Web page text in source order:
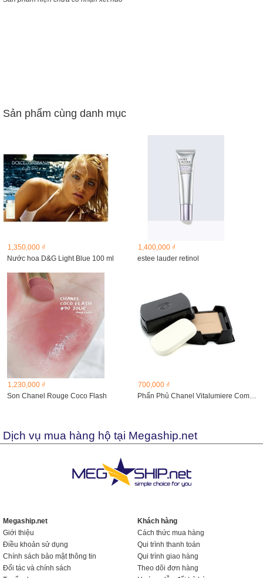
Sản phẩm cùng danh mục
1,350,000 ₫
Nước hoa D&G Light Blue 100 ml
1,400,000 ₫
estee lauder retinol
1,230,000 ₫
Son Chanel Rouge Coco Flash
700,000 ₫
Phấn Phủ Chanel Vitalumiere Compact Douceur 32 Beige Rose...
Dịch vụ mua hàng hộ tại Megaship.net
Megaship.net
Giới thiệu
Điều khoản sử dụng
Chính sách bảo mật thông tin
Đối tác và chính sách
Khách hàng
Cách thức mua hàng
Qui trình thanh toán
Qui trình giao hàng
Theo dõi đơn hàng